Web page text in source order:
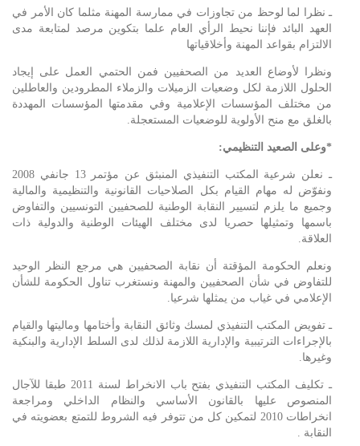
ـ نظرا لما لوحظ من تجاوزات في ممارسة المهنة مثلما كان الأمر في
العهد البائد فإننا نحيط الرأي العام علما بتكوين مرصد لمتابعة مدى
الالتزام بقواعد المهنة وأخلاقياتها
ونظرا لأوضاع العديد من الصحفيين فمن الحتمي العمل على إيجاد
الحلول اللازمة لكل وضعيات الزميلات والزملاء المطرودين والعاطلين
من مختلف المؤسسات الإعلامية وفي مقدمتها المؤسسات المهددة
بالغلق مع منح الأولوية للوضعيات المستعجلة.
*وعلى الصعيد التنظيمي:
ـ نعلن شرعية المكتب التنفيذي المنبثق عن مؤتمر 13 جانفي 2008
ونفوّض له مهام القيام بكل الصلاحيات القانونية والتنظيمية والمالية
وجميع ما يلزم لتسيير النقابة الوطنية للصحفيين التونسيين والتفاوض
باسمها وتمثيلها حصريا لدى مختلف الهيئات الوطنية والدولية ذات
العلاقة.
ونعلم الحكومة المؤقتة أن نقابة الصحفيين هي مرجع النظر الوحيد
للتفاوض في شأن الصحفيين والمهنة ونستغرب تناول الحكومة للشأن
الإعلامي في غياب من يمثلها شرعيا.
ـ تفويض المكتب التنفيذي لمسك وثائق النقابة وأختامها وماليتها والقيام
بالإجراءات الترتيبية والإدارية اللازمة لذلك لدى السلط الإدارية والبنكية
وغيرها.
ـ تكليف المكتب التنفيذي بفتح باب الانخراط لسنة 2011 طبقا للآجال
المنصوص عليها بالقانون الأساسي والنظام الداخلي ومراجعة
انخراطات 2010 لتمكين كل من تتوفر فيه الشروط للتمتع بعضويته في
النقابة .